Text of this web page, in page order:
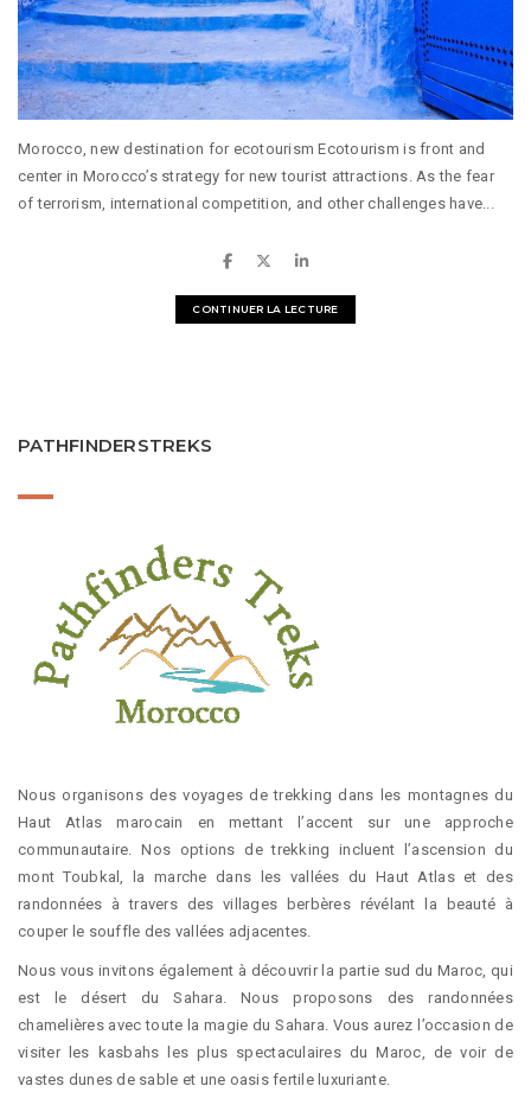
Morocco, new destination for ecotourism Ecotourism is front and
center in Morocco’s strategy for new tourist attractions. As the fear
of terrorism, international competition, and other challenges have...
CONTINUER LA LECTURE
PATHFINDERSTREKS
Nous organisons des voyages de trekking dans les montagnes du
Haut Atlas marocain en mettant l’accent sur une approche
communautaire. Nos options de trekking incluent l’ascension du
mont Toubkal, la marche dans les vallées du Haut Atlas et des
randonnées à travers des villages berbères révélant la beauté à
couper le souffle des vallées adjacentes.
Nous vous invitons également à découvrir la partie sud du Maroc, qui
est le désert du Sahara. Nous proposons des randonnées
chamelières avec toute la magie du Sahara. Vous aurez l’occasion de
visiter les kasbahs les plus spectaculaires du Maroc, de voir de
vastes dunes de sable et une oasis fertile luxuriante.